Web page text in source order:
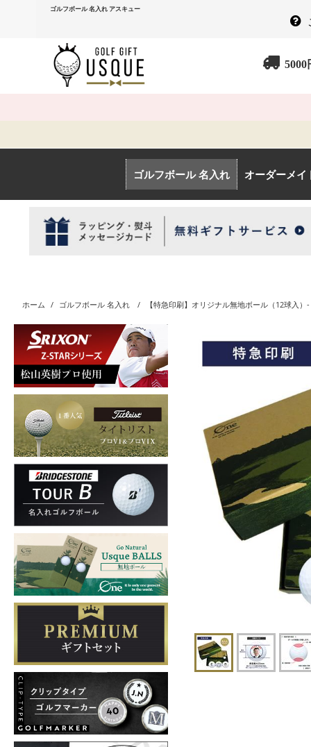
ゴルフボール 名入れ アスキュー
5000
ゴルフボール 名入れ オーダーメイ
ホーム / ゴルフボール 名入れ / 【特急印刷】オリジナル無地ボール（12球入